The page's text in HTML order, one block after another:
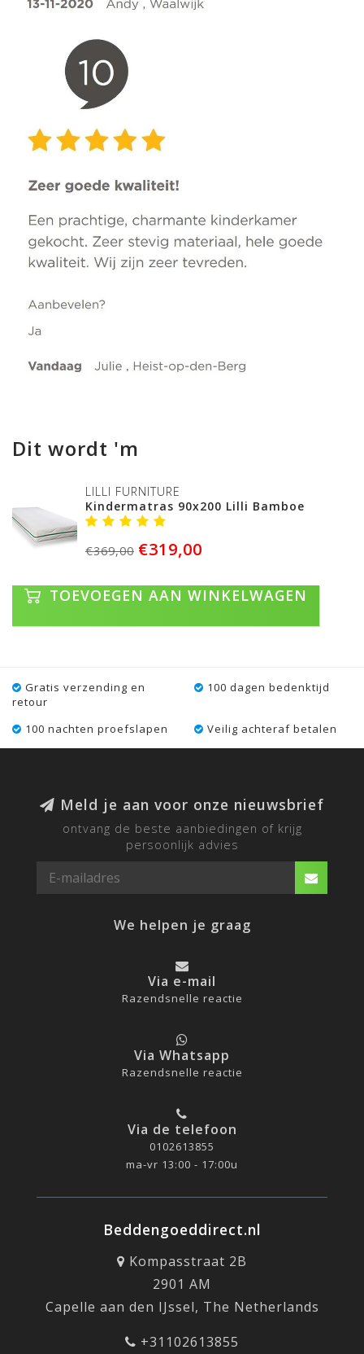
Dit wordt 'm
LILLI FURNITURE
Kindermatras 90x200 Lilli Bamboe
€369,00 €319,00
TOEVOEGEN AAN WINKELWAGEN
Gratis verzending en
retour
100 dagen bedenktijd
100 nachten proefslapen Veilig achteraf betalen
Meld je aan voor onze nieuwsbrief
ontvang de beste aanbiedingen of krijg
persoonlijk advies
We helpen je graag
Via e-mail
Razendsnelle reactie
Via Whatsapp
Razendsnelle reactie
Via de telefoon
0102613855
ma-vr 13:00 - 17:00u
Beddengoeddirect.nl
Kompasstraat 2B
2901 AM
Capelle aan den IJssel, The Netherlands
+31102613855